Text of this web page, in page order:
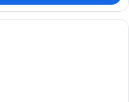
Un dormitorio con una cama, una